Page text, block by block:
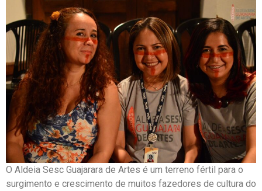
O Aldeia Sesc Guajarara de Artes é um terreno fértil para o
surgimento e crescimento de muitos fazedores de cultura do